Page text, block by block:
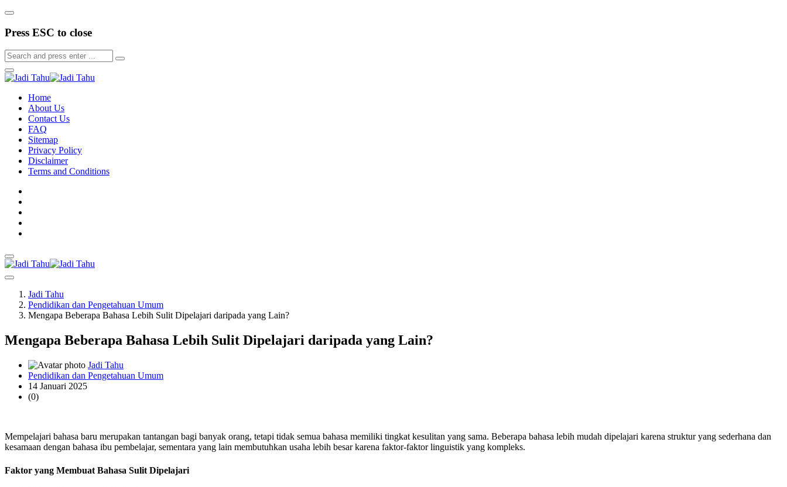
Press ESC to close
Home
About Us
Contact Us
FAQ
Sitemap
Privacy Policy
Disclaimer
Terms and Conditions
Jadi Tahu
Pendidikan dan Pengetahuan Umum
Mengapa Beberapa Bahasa Lebih Sulit Dipelajari daripada yang Lain?
Mengapa Beberapa Bahasa Lebih Sulit Dipelajari daripada yang Lain?
Jadi Tahu
Pendidikan dan Pengetahuan Umum
14 Januari 2025
(0)
Mempelajari bahasa baru merupakan tantangan bagi banyak orang, tetapi tidak semua bahasa memiliki tingkat kesulitan yang sama. Beberapa bahasa lebih mudah dipelajari karena struktur yang sederhana dan
kesamaan dengan bahasa ibu pembelajar, sementara yang lain membutuhkan usaha lebih besar karena faktor-faktor linguistik yang kompleks.
Faktor yang Membuat Bahasa Sulit Dipelajari